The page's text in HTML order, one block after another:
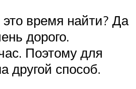
это время найти? Да
дорого.
Поэтому для
другой способ.